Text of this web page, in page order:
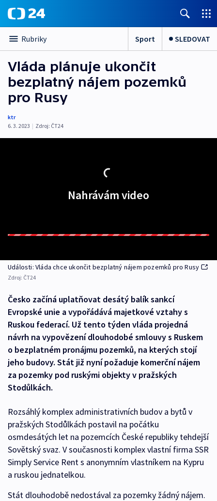
Rubriky Sport SLEDOVAT
Vláda plánuje ukončit
bezplatný nájem pozemků
pro Rusy
ktr
6. 3. 2023 | Zdroj: ČT24
Nahrávám video
Události: Vláda chce ukončit bezplatný nájem pozemků pro Rusy
Zdroj: ČT24
Česko začíná uplatňovat desátý balík sankcí
Evropské unie a vypořádává majetkové vztahy s
Ruskou federací. Už tento týden vláda projedná
návrh na vypovězení dlouhodobé smlouvy s Ruskem
o bezplatném pronájmu pozemků, na kterých stojí
jeho budovy. Stát již nyní požaduje komerční nájem
za pozemky pod ruskými objekty v pražských
Stodůlkách.
Rozsáhlý komplex administrativních budov a bytů v
pražských Stodůlkách postavil na počátku
osmdesátých let na pozemcích České republiky tehdejší
Sovětský svaz. V současnosti komplex vlastní firma SSR
Simply Service Rent s anonymním vlastníkem na Kypru
a ruskou jednatelkou.
Stát dlouhodobě nedostával za pozemky žádný nájem.